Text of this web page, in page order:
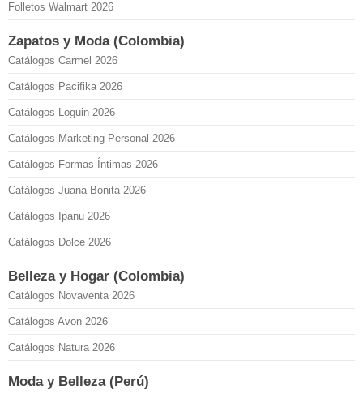
Folletos Walmart 2026
Zapatos y Moda (Colombia)
Catálogos Carmel 2026
Catálogos Pacifika 2026
Catálogos Loguin 2026
Catálogos Marketing Personal 2026
Catálogos Formas Íntimas 2026
Catálogos Juana Bonita 2026
Catálogos Ipanu 2026
Catálogos Dolce 2026
Belleza y Hogar (Colombia)
Catálogos Novaventa 2026
Catálogos Avon 2026
Catálogos Natura 2026
Moda y Belleza (Perú)